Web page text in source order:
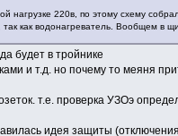
220в, по этому схему
как водонагреватель. Вообщем в
будет в тройнике
и т.д. но почему то меяня
т.е. проверка УЗОэ
идея защиты